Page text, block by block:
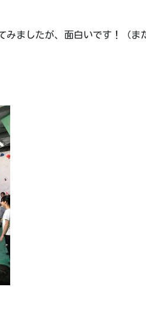
みましたが、面白いです！（ま